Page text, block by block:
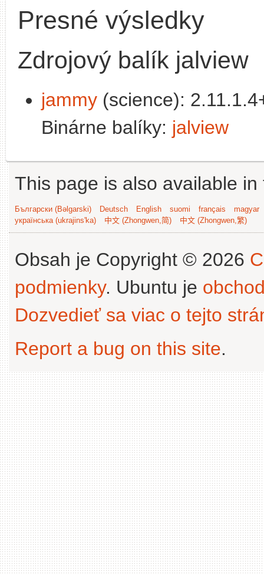
Presné výsledky
Zdrojový balík jalview
jammy (science):
Binárne balíky: jalview
This page is also available
Български (Bəlgarski) Deutsch English suomi français
magyar
українська (ukrajins'ka)
中文 (Zhongwen,简) 中文 (Zhongwen,繁)
Obsah je Copyright © 2026
podmienky. Ubuntu je
Dozvedieť sa viac o tejto
Report a bug on this site.